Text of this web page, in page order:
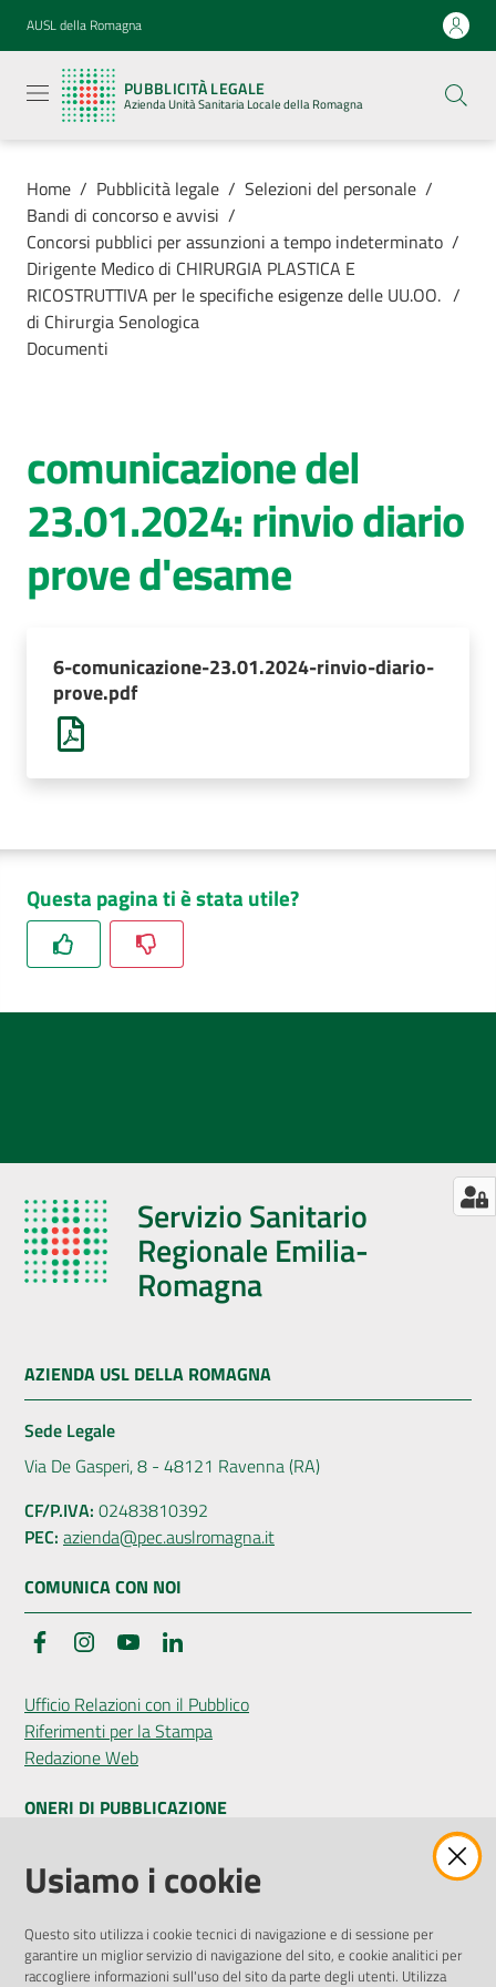
Vai al contenuto
Vai alla navigazione
Vai al footer
AUSL della Romagna
PUBBLICITÀ LEGALE
Azienda Unità Sanitaria Locale della Romagna
legale
Azienda
Unità
Locale della
Azienda
AUSL
Home / Pubblicità legale / Selezioni del personale /
Bandi di concorso e avvisi /
Concorsi pubblici per assunzioni a tempo indeterminato /
Dirigente Medico di CHIRURGIA PLASTICA E
RICOSTRUTTIVA per le specifiche esigenze delle UU.OO.
di Chirurgia Senologica
/
Documenti
comunicazione del
23.01.2024: rinvio diario
prove d'esame
6-comunicazione-23.01.2024-rinvio-diario-
prove.pdf
Questa pagina ti è stata utile?
Servizio Sanitario
Regionale Emilia-
Romagna
AZIENDA USL DELLA ROMAGNA
Sede Legale
Via De Gasperi, 8 - 48121 Ravenna (RA)
CF/P.IVA: 02483810392
PEC: azienda@pec.auslromagna.it
COMUNICA CON NOI
FacebookInstagramYouTube
Ufficio Relazioni con il Pubblico
Riferimenti per la Stampa
Redazione Web
ONERI DI PUBBLICAZIONE
Amministrazione Trasparente
Pubblicità legale
Privacy Policy
Attuazione Misure PNRR
Usiamo i cookie
Questo sito utilizza i cookie tecnici di navigazione e di sessione per
garantire un miglior servizio di navigazione del sito, e cookie analitici per
raccogliere informazioni sull'uso del sito da parte degli utenti. Utilizza